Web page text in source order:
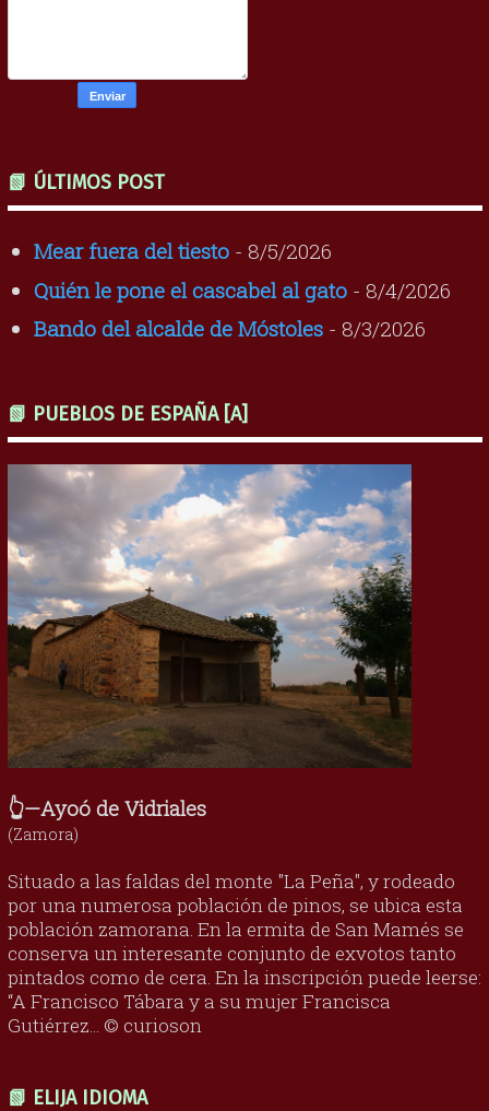
📗 ÚLTIMOS POST
Mear fuera del tiesto- 8/5/2026
Quién le pone el cascabel al gato- 8/4/2026
Bando del alcalde de Móstoles- 8/3/2026
📗 PUEBLOS DE ESPAÑA [A]
👆—Ayoó de Vidriales
(Zamora)
Situado a las faldas del monte "La Peña", y rodeado
por una numerosa población de pinos, se ubica esta
población zamorana. En la ermita de San Mamés se
conserva un interesante conjunto de exvotos tanto
pintados como de cera. En la inscripción puede leerse:
“A Francisco Tábara y a su mujer Francisca
Gutiérrez... © curioson
📗 ELIJA IDIOMA